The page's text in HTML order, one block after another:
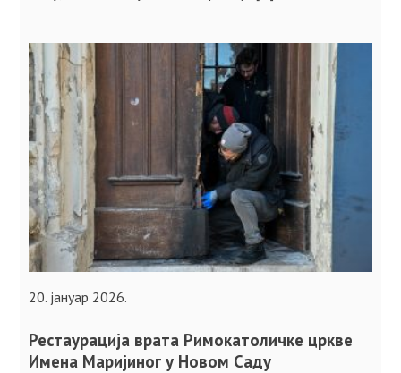
20. јануар 2026.
Рестаурација врата Римокатоличке цркве
Имена Маријиног у Новом Саду